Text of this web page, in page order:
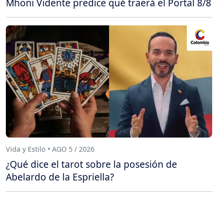
Mhoni Vidente predice qué traerá el Portal 8/8
Vida y Estilo • AGO 5 / 2026
¿Qué dice el tarot sobre la posesión de
Abelardo de la Espriella?